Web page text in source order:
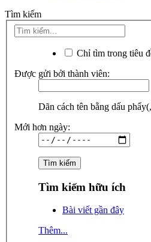
Tìm kiếm
Chỉ tìm trong tiêu
Được gửi bởi thành viên:
Dãn cách tên bằng dấu
Mới hơn ngày:
Tìm kiếm hữu ích
Bài viết gần đây
Thêm...